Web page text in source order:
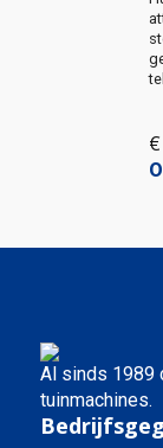
€
Al sinds 1989
tuinmachines.